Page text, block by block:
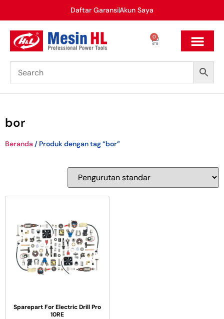
Daftar GaransiAkun Saya
0
bor
Beranda / Produk dengan tag “bor”
Sparepart For Electric Drill Pro
10RE